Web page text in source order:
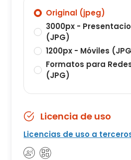
Original (jpeg)
3000px -
(JPG)
1200px - Móviles
Formatos para
(JPG)
Licencia de uso
Licencias de uso a